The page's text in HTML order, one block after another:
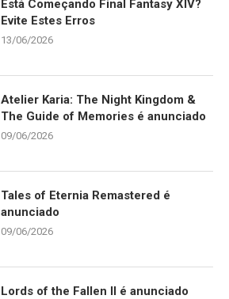
Está Começando Final Fantasy XIV?
Evite Estes Erros
13/06/2026
Atelier Karia: The Night Kingdom &
The Guide of Memories é anunciado
09/06/2026
Tales of Eternia Remastered é
anunciado
09/06/2026
Lords of the Fallen II é anunciado